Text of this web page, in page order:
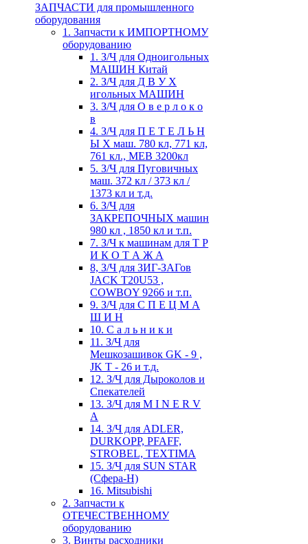
ЗАПЧАСТИ для промышленного
оборудования
1. Запчасти к ИМПОРТНОМУ
оборудованию
1. З/Ч для Одноигольных
МАШИН Китай
2. З/Ч для Д В У Х
игольных МАШИН
3. З/Ч для О в е р л о к о
в
4. З/Ч для П Е Т Е Л Ь Н
Ы Х маш. 780 кл, 771 кл,
761 кл., MEB 3200кл
5. З/Ч для Пуговичных
маш. 372 кл / 373 кл /
1373 кл и т.д.
6. З/Ч для
ЗАКРЕПОЧНЫХ машин
980 кл , 1850 кл и т.п.
7. З/Ч к машинам для Т Р
И К О Т А Ж А
8, З/Ч для ЗИГ-ЗАГов
JACK Т20U53 ,
COWBOY 9266 и т.п.
9. З/Ч для С П Е Ц М А
Ш И Н
10. С а л ь н и к и
11. З/Ч для
Мешкозашивок GK - 9 ,
JK T - 26 и т.д.
12. З/Ч для Дыроколов и
Спекателей
13. З/Ч для M I N E R V
A
14. З/Ч для ADLER,
DURKOPP, PFAFF,
STROBEL, TEXTIMA
15. З/Ч для SUN STAR
(Сфера-Н)
16. Mitsubishi
2. Запчасти к
ОТЕЧЕСТВЕННОМУ
оборудованию
3. Винты расходники